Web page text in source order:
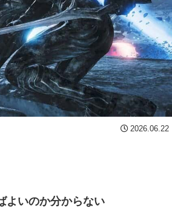
2026.06.22
よいのか分からない